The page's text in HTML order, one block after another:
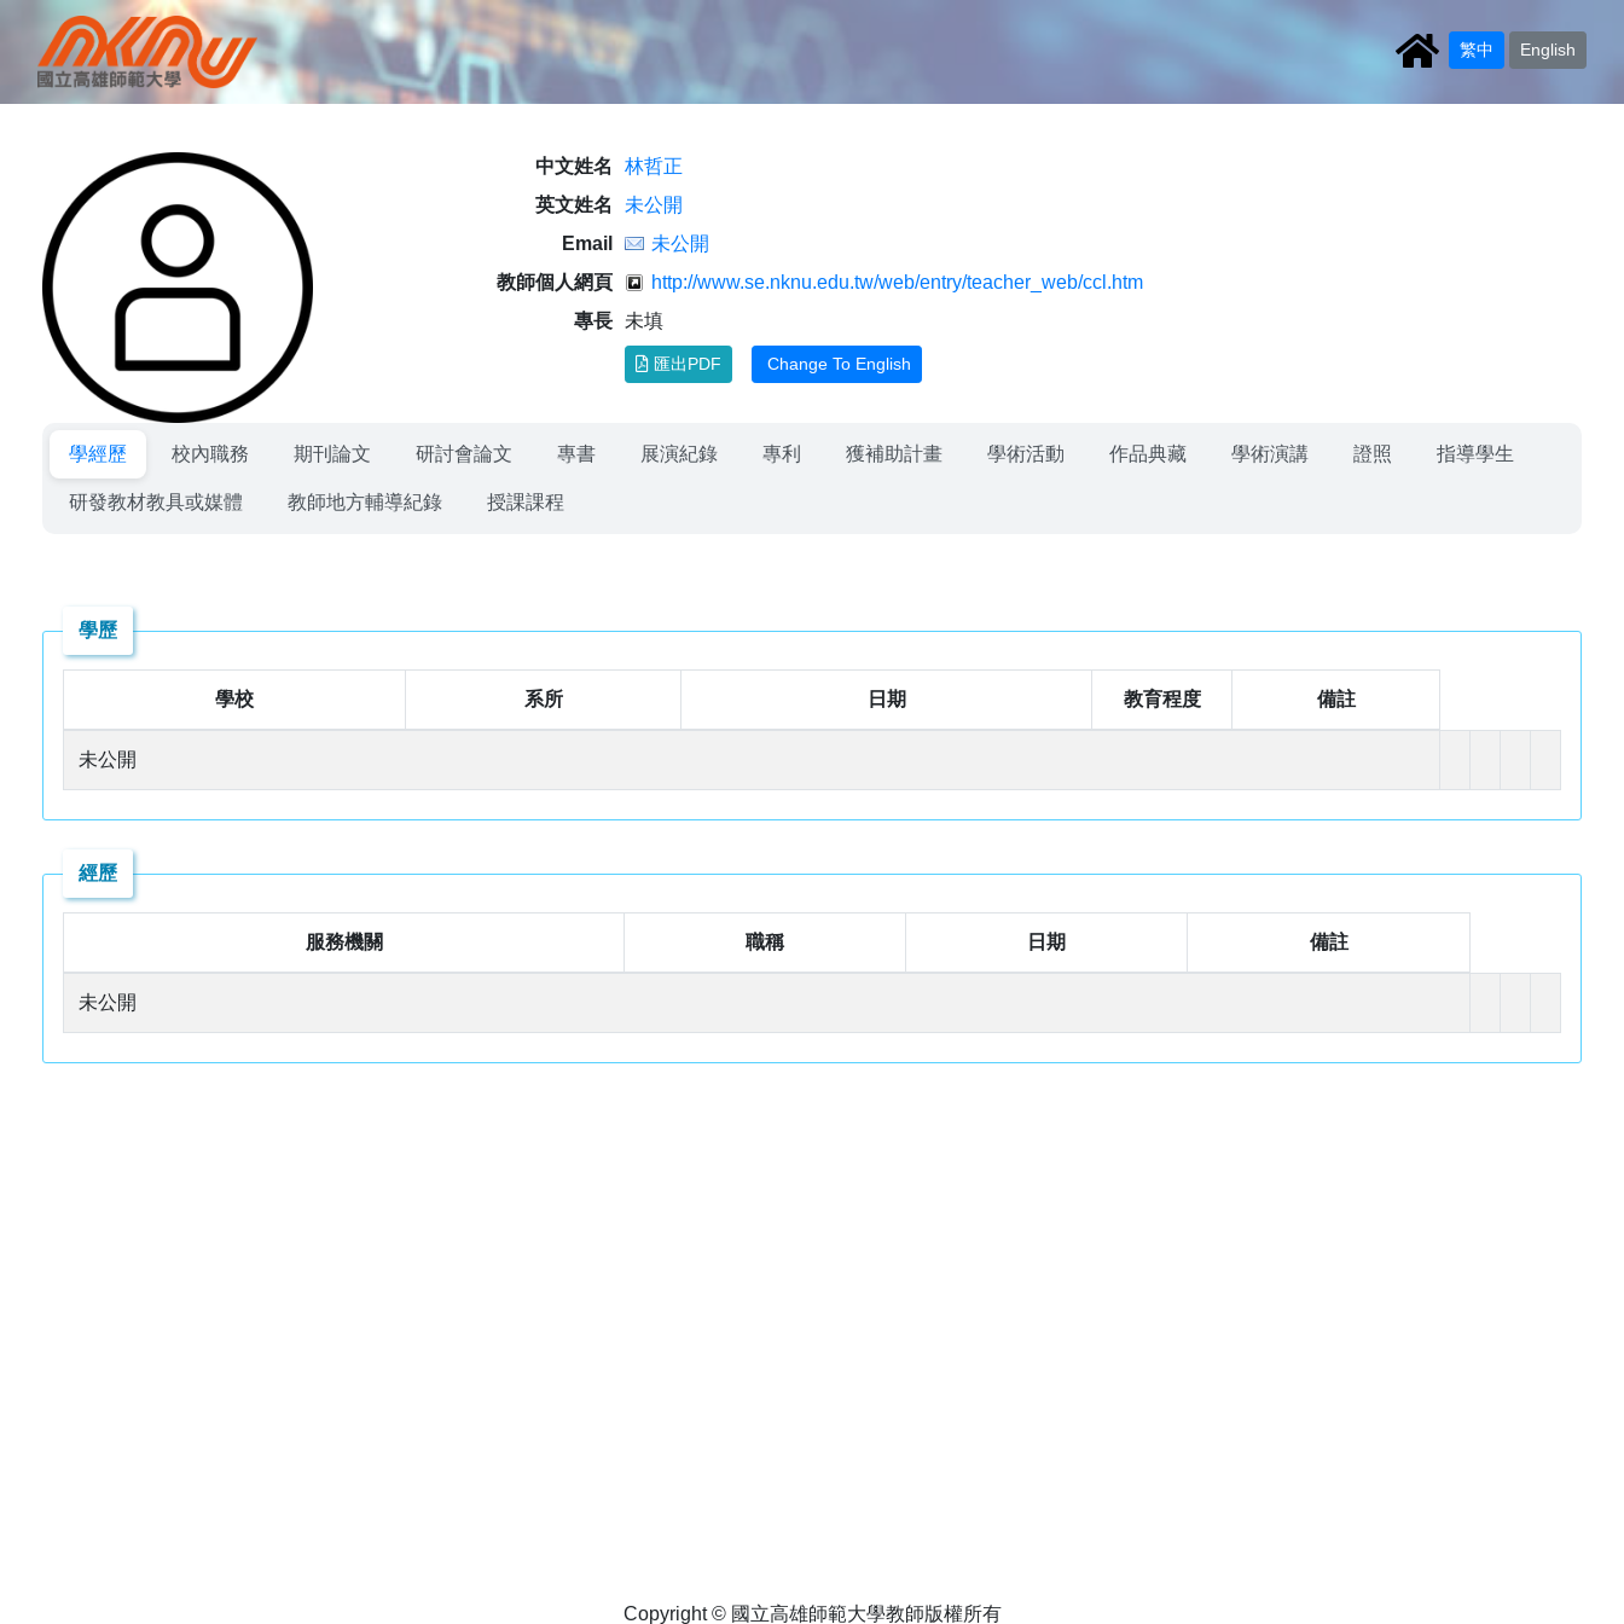
繁中 English
中文姓名
林哲正
英文姓名
未公開
Email
未公開
教師個人網頁
http://www.se.nknu.edu.tw/web/entry/teacher_web/ccl.htm
專長
未填
匯出PDF Change To English
學經歷 校內職務 期刊論文 研討會論文 專書 展演紀錄 專利 獲補助計畫 學術活動 作品典藏 學術演講 證照 指導學生
研發教材教具或媒體 教師地方輔導紀錄 授課課程
學歷
學校 系所 日期 教育程度 備註
未公開
經歷
服務機關 職稱 日期 備註
未公開
Copyright © 國立高雄師範大學教師版權所有